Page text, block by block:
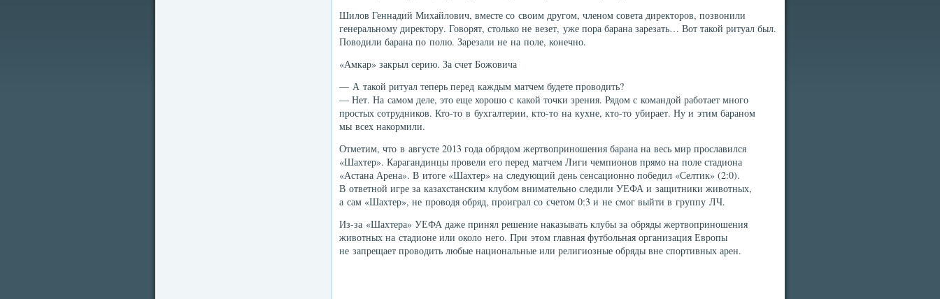
Шилов Геннадий Михайлович, вместе со своим другом, членом совета директоров, позвонили
генеральному директору. Говорят, столько не везет, уже пора барана зарезать… Вот такой ритуал был.
Поводили барана по полю. Зарезали не на поле, конечно.
«Амкар» закрыл серию. За счет Божовича
— А такой ритуал теперь перед каждым матчем будете проводить?
— Нет. На самом деле, это еще хорошо с какой точки зрения. Рядом с командой работает много
простых сотрудников. Кто-то в бухгалтерии, кто-то на кухне, кто-то убирает. Ну и этим бараном
мы всех накормили.
Отметим, что в августе 2013 года обрядом жертвоприношения барана на весь мир прославился
«Шахтер». Карагандинцы провели его перед матчем Лиги чемпионов прямо на поле стадиона
«Астана Арена». В итоге «Шахтер» на следующий день сенсационно победил «Селтик» (2:0).
В ответной игре за казахстанским клубом внимательно следили УЕФА и защитники животных,
а сам «Шахтер», не проводя обряд, проиграл со счетом 0:3 и не смог выйти в группу ЛЧ.
Из-за «Шахтера» УЕФА даже принял решение наказывать клубы за обряды жертвоприношения
животных на стадионе или около него. При этом главная футбольная организация Европы
не запрещает проводить любые национальные или религиозные обряды вне спортивных арен.